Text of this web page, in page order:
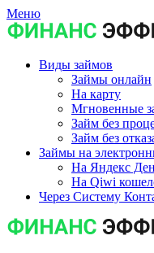
Меню
Виды займов
Займы онлайн
На карту
Мгновенные
Займ без
Займ без
Займы на
На Яндекс
На Qiwi
Через Систему